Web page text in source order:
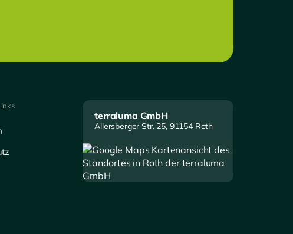
terraluma GmbH
Allersberger Str. 25, 91154 Roth